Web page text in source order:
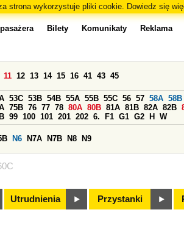
strona wykorzystuje pliki cookie. Dowiedz się
Bilety Komunikaty Reklama
11 12 13 14 15 16 41 43 45
53C 53B 54B 55A 55B 55C 56 57 58A 58B
75B 76 77 78 80A 80B 81A 81B 82A 82B
99 100 101 201 202 6. F1 G1 G2 H W
N6 N7A N7B N8 N9
Utrudnienia Przystanki